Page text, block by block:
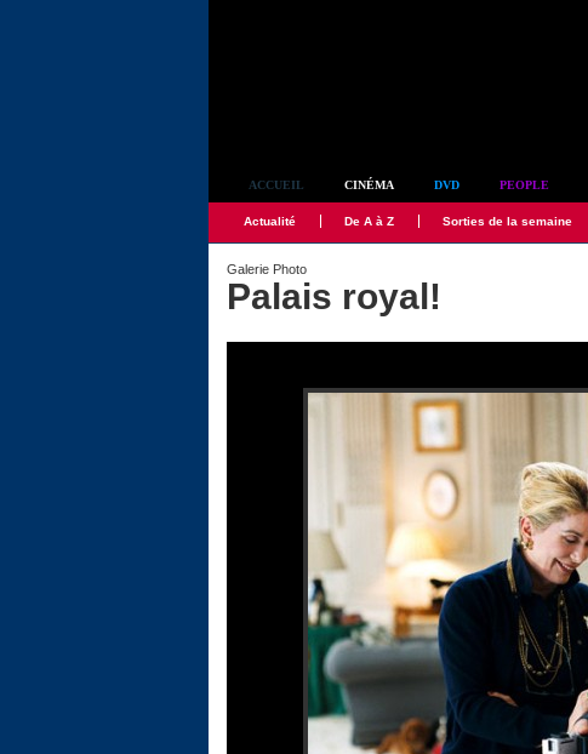
ACCUEIL CINÉMA DVD PEOPLE
Actualité De A à Z Sorties de la semaine
Galerie Photo
Palais royal!